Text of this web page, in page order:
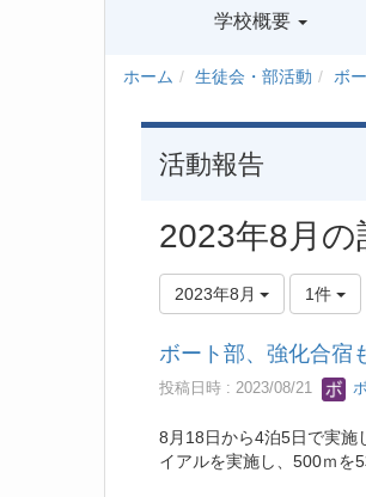
学校概要
ホーム 生徒会・部活動 ボ
活動報告
2023年8月の
2023年8月 1件
ボート部、強化合宿
投稿日時 : 2023/08/21
8月18日から4泊5日で実施
イアルを実施し、500ｍを